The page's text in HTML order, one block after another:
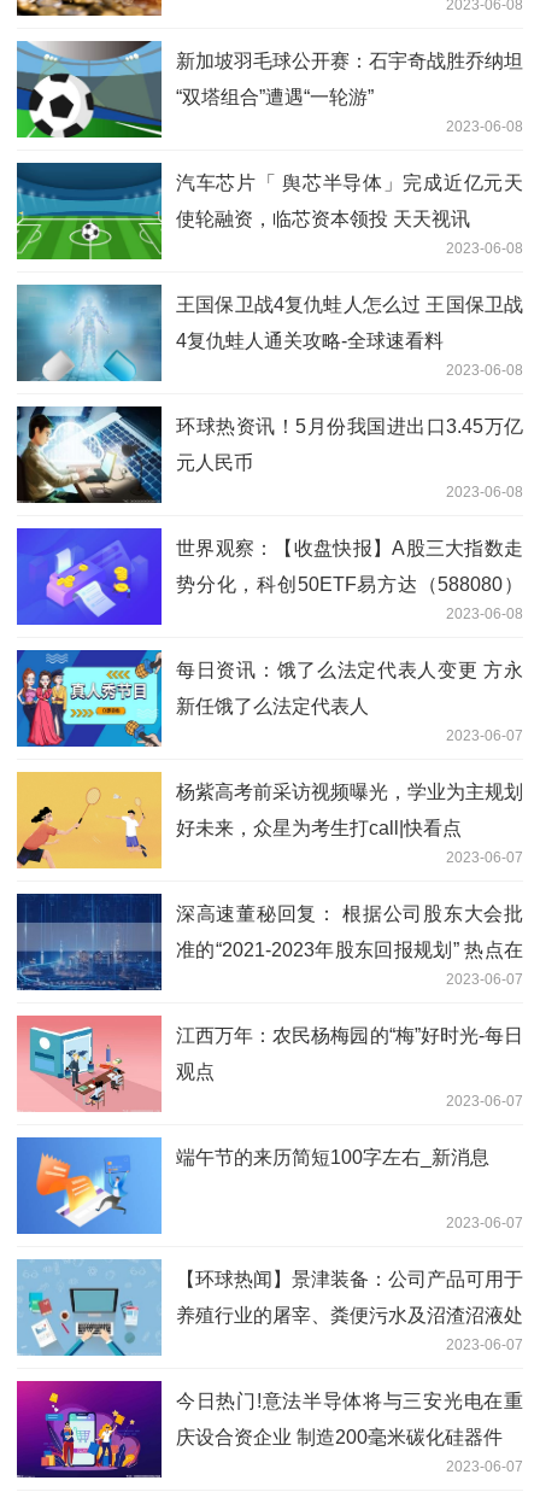
2023-06-08
新加坡羽毛球公开赛：石宇奇战胜乔纳坦
“双塔组合”遭遇“一轮游”
2023-06-08
汽车芯片「 舆芯半导体」完成近亿元天
使轮融资，临芯资本领投 天天视讯
2023-06-08
王国保卫战4复仇蛙人怎么过 王国保卫战
4复仇蛙人通关攻略-全球速看料
2023-06-08
环球热资讯！5月份我国进出口3.45万亿
元人民币
2023-06-08
世界观察：【收盘快报】A股三大指数走
势分化，科创50ETF易方达（588080）
2023-06-08
每日资讯：饿了么法定代表人变更 方永
新任饿了么法定代表人
2023-06-07
杨紫高考前采访视频曝光，学业为主规划
好未来，众星为考生打call|快看点
2023-06-07
深高速董秘回复： 根据公司股东大会批
准的“2021-2023年股东回报规划” 热点在
2023-06-07
江西万年：农民杨梅园的“梅”好时光-每日
观点
2023-06-07
端午节的来历简短100字左右_新消息
2023-06-07
【环球热闻】景津装备：公司产品可用于
养殖行业的屠宰、粪便污水及沼渣沼液处
2023-06-07
今日热门!意法半导体将与三安光电在重
庆设合资企业 制造200毫米碳化硅器件
2023-06-07